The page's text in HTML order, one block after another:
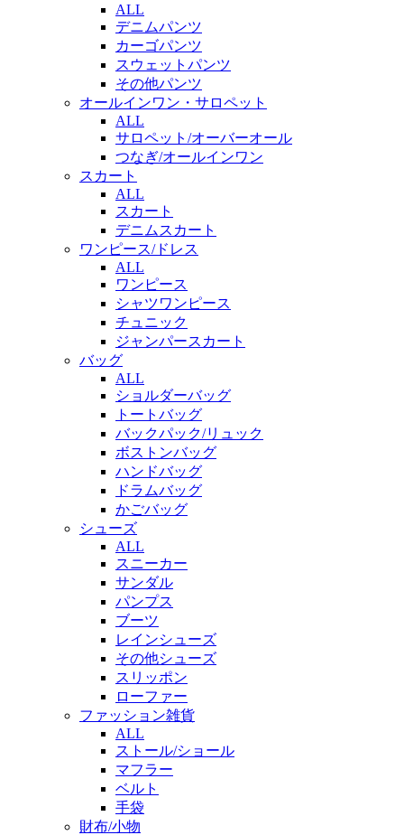
ALL
デニムパンツ
カーゴパンツ
スウェットパンツ
その他パンツ
オールインワン・サロペット
ALL
サロペット/オーバーオール
つなぎ/オールインワン
スカート
ALL
スカート
デニムスカート
ワンピース/ドレス
ALL
ワンピース
シャツワンピース
チュニック
ジャンパースカート
バッグ
ALL
ショルダーバッグ
トートバッグ
バックパック/リュック
ボストンバッグ
ハンドバッグ
ドラムバッグ
かごバッグ
シューズ
ALL
スニーカー
サンダル
パンプス
ブーツ
レインシューズ
その他シューズ
スリッポン
ローファー
ファッション雑貨
ALL
ストール/ショール
マフラー
ベルト
手袋
財布/小物